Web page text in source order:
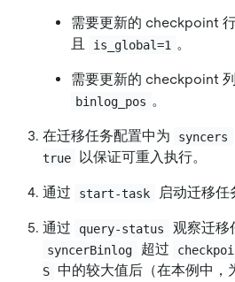
需要更新的 checkpoint
且 is_global=1 。
需要更新的 checkpoint
binlog_pos 。
在迁移任务配置中为 syncers
true
以保证可重入执行。
通过 start-task 启动迁移任
通过 query-status 观察迁移
syncerBinlog 超过
S 中的较大值后（在本例中，